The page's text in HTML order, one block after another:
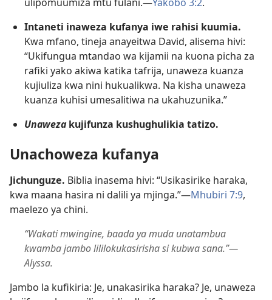
Intaneti inaweza kufanya iwe rahisi kuumia.
Kwa mfano, tineja anayeitwa David, alisema hivi:
“Ukifungua mtandao wa kijamii na kuona picha za
rafiki yako akiwa katika tafrija, unaweza kuanza
kujiuliza kwa nini hukualikwa. Na kisha unaweza
kuanza kuhisi umesalitiwa na ukahuzunika.”
Unawezakujifunza kushughulikia tatizo.
Unachoweza kufanya
Jichunguze. Biblia inasema hivi: “Usikasirike haraka,
kwa maana hasira ni dalili ya mjinga.”​—Mhubiri 7:9,
maelezo ya chini.
“Wakati mwingine, baada ya muda unatambua
kwamba jambo lililokukasirisha si kubwa sana.”​—
Alyssa.
Jambo la kufikiria: Je, unakasirika haraka? Je, unaweza